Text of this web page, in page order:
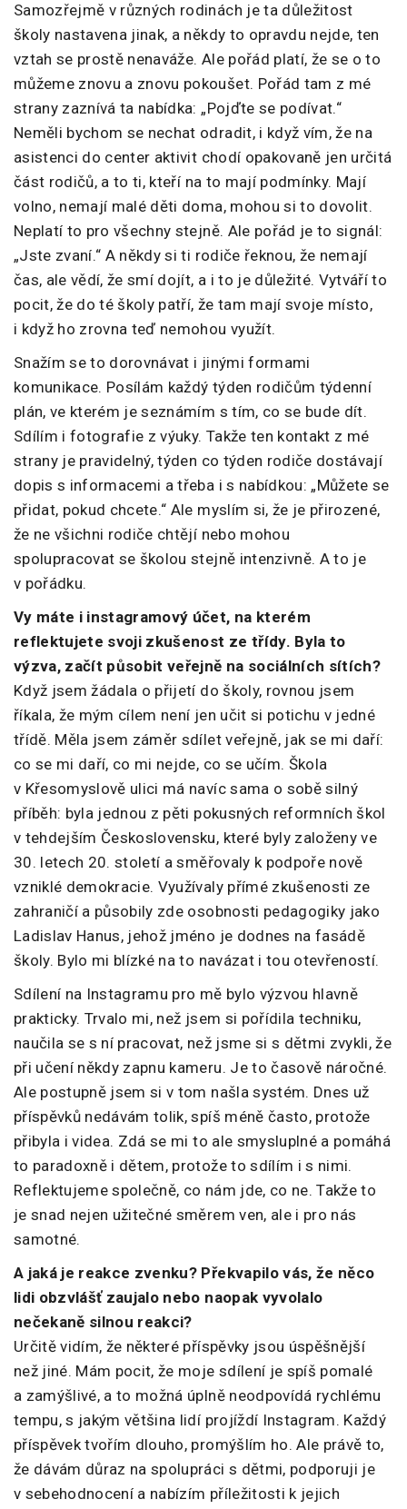
Samozřejmě v různých rodinách je ta důležitost
školy nastavena jinak, a někdy to opravdu nejde, ten
vztah se prostě nenaváže. Ale pořád platí, že se o to
můžeme znovu a znovu pokoušet. Pořád tam z mé
strany zaznívá ta nabídka: „Pojďte se podívat.“
Neměli bychom se nechat odradit, i když vím, že na
asistenci do center aktivit chodí opakovaně jen určitá
část rodičů, a to ti, kteří na to mají podmínky. Mají
volno, nemají malé děti doma, mohou si to dovolit.
Neplatí to pro všechny stejně. Ale pořád je to signál:
„Jste zvaní.“ A někdy si ti rodiče řeknou, že nemají
čas, ale vědí, že smí dojít, a i to je důležité. Vytváří to
pocit, že do té školy patří, že tam mají svoje místo,
i když ho zrovna teď nemohou využít.
Snažím se to dorovnávat i jinými formami
komunikace. Posílám každý týden rodičům týdenní
plán, ve kterém je seznámím s tím, co se bude dít.
Sdílím i fotografie z výuky. Takže ten kontakt z mé
strany je pravidelný, týden co týden rodiče dostávají
dopis s informacemi a třeba i s nabídkou: „Můžete se
přidat, pokud chcete.“ Ale myslím si, že je přirozené,
že ne všichni rodiče chtějí nebo mohou
spolupracovat se školou stejně intenzivně. A to je
v pořádku.
Vy máte i instagramový účet, na kterém
reflektujete svoji zkušenost ze třídy. Byla to
výzva, začít působit veřejně na sociálních sítích?
Když jsem žádala o přijetí do školy, rovnou jsem
říkala, že mým cílem není jen učit si potichu v jedné
třídě. Měla jsem záměr sdílet veřejně, jak se mi daří:
co se mi daří, co mi nejde, co se učím. Škola
v Křesomyslově ulici má navíc sama o sobě silný
příběh: byla jednou z pěti pokusných reformních škol
v tehdejším Československu, které byly založeny ve
30. letech 20. století a směřovaly k podpoře nově
vzniklé demokracie. Využívaly přímé zkušenosti ze
zahraničí a působily zde osobnosti pedagogiky jako
Ladislav Hanus, jehož jméno je dodnes na fasádě
školy. Bylo mi blízké na to navázat i tou otevřeností.
Sdílení na Instagramu pro mě bylo výzvou hlavně
prakticky. Trvalo mi, než jsem si pořídila techniku,
naučila se s ní pracovat, než jsme si s dětmi zvykli, že
při učení někdy zapnu kameru. Je to časově náročné.
Ale postupně jsem si v tom našla systém. Dnes už
příspěvků nedávám tolik, spíš méně často, protože
přibyla i videa. Zdá se mi to ale smysluplné a pomáhá
to paradoxně i dětem, protože to sdílím i s nimi.
Reflektujeme společně, co nám jde, co ne. Takže to
je snad nejen užitečné směrem ven, ale i pro nás
samotné.
A jaká je reakce zvenku? Překvapilo vás, že něco
lidi obzvlášť zaujalo nebo naopak vyvolalo
nečekaně silnou reakci?
Určitě vidím, že některé příspěvky jsou úspěšnější
než jiné. Mám pocit, že moje sdílení je spíš pomalé
a zamýšlivé, a to možná úplně neodpovídá rychlému
tempu, s jakým většina lidí projíždí Instagram. Každý
příspěvek tvořím dlouho, promýšlím ho. Ale právě to,
že dávám důraz na spolupráci s dětmi, podporuji je
v sebehodnocení a nabízím příležitosti k jejich